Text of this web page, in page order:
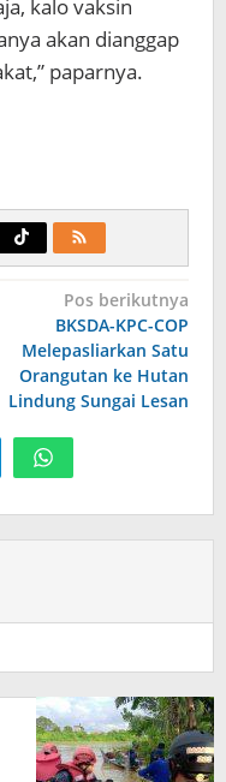
kalo vaksin
akan dianggap
paparnya.
Pos berikutnya
BKSDA-KPC-COP
Melepasliarkan Satu
Orangutan ke Hutan
Lindung Sungai Lesan